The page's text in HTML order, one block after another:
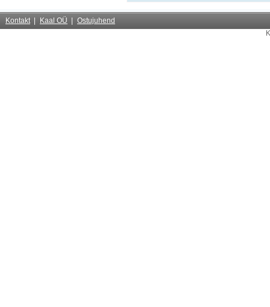
Kontakt Kaal OÜ
Ostujuhend